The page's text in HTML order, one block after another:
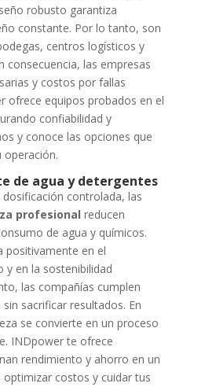
robusto garantiza
constante. Por lo tanto, son
centros logísticos y
consecuencia, las empresas
y costos por fallas
ofrece equipos probados en el
confiabilidad y
y conoce las opciones que
de agua y detergentes
controlada, las
profesional reducen
de agua y químicos.
positivamente en el
y en la sostenibilidad
las compañías cumplen
sacrificar resultados. En
se convierte en un proceso
INDpower te ofrece
rendimiento y ahorro en un
optimizar costos y cuidar tus